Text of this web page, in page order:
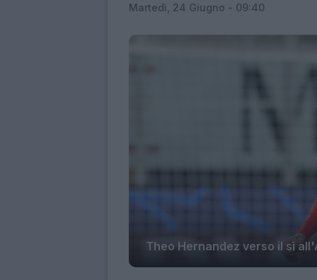
Martedì, 24 Giugno - 09:40
Theo Hernandez verso il sì